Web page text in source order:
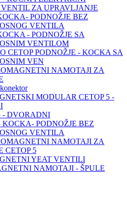
VENTIL ZA UPRAVLJANJE
PODNOŽJE BEZ
VENTILA
- PODNOŽJE SA
VENTILOM
CETOP PODNOŽJE - KOCKA SA
VEN
NAMOTAJI ZA
MODULAR CETOP 5 -
- DVORADNI
KOCKA- PODNOŽJE BEZ
VENTILA
NAMOTAJI ZA
CETOP 5
YEAT VENTILI
NAMOTAJI - ŠPULE